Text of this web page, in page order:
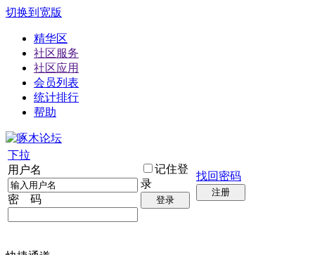
切换到宽版
精华区
社区服务
社区应用
会员列表
统计排行
帮助
下拉
用户名
密 码
记住登
录
登录
找回密码
注册